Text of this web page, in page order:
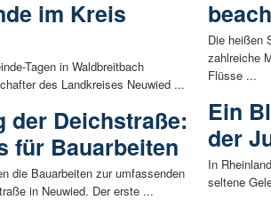
im Kreis
Tagen in Waldbreitbach
des Landkreises Neuwied ...
der Deichstraße:
für Bauarbeiten
die Bauarbeiten zur umfassenden
in Neuwied. Der erste ...
Die heißen
zahlreiche
Flüsse ...
Ein
der
In
seltene